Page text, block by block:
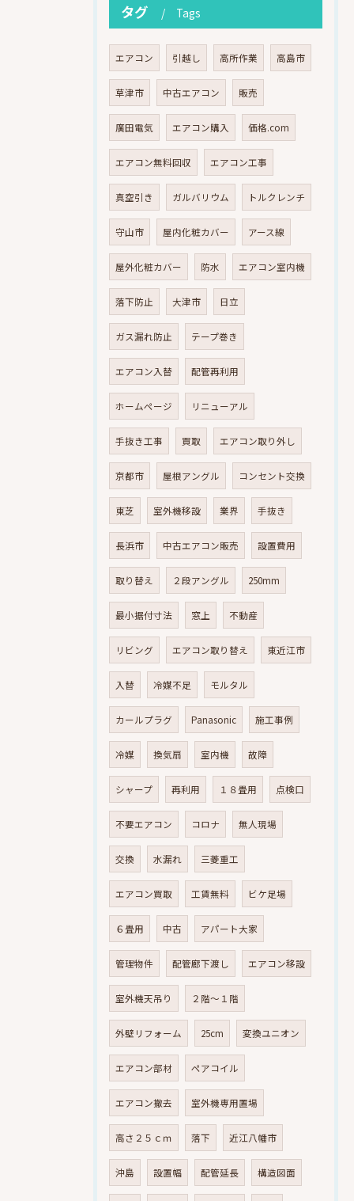
タグ Tags
エアコン 引越し 高所作業 高島市
草津市 中古エアコン 販売
廣田電気 エアコン購入 価格.com
エアコン無料回収 エアコン工事
真空引き ガルバリウム トルクレンチ
守山市 屋内化粧カバー アース線
屋外化粧カバー 防水 エアコン室内機
落下防止 大津市 日立
ガス漏れ防止 テープ巻き
エアコン入替 配管再利用
ホームページ リニューアル
手抜き工事 買取 エアコン取り外し
京都市 屋根アングル コンセント交換
東芝 室外機移設 業界 手抜き
長浜市 中古エアコン販売 設置費用
取り替え ２段アングル 250mm
最小据付寸法 窓上 不動産
リビング エアコン取り替え 東近江市
入替 冷媒不足 モルタル
カールプラグ Panasonic 施工事例
冷媒 換気扇 室内機 故障
シャープ 再利用 １８畳用 点検口
不要エアコン コロナ 無人現場
交換 水漏れ 三菱重工
エアコン買取 工賃無料 ビケ足場
６畳用 中古 アパート大家
管理物件 配管廊下渡し エアコン移設
室外機天吊り ２階～１階
外壁リフォーム 25cm 変換ユニオン
エアコン部材 ペアコイル
エアコン撤去 室外機専用置場
高さ２５ｃｍ 落下 近江八幡市
沖島 設置幅 配管延長 構造図面